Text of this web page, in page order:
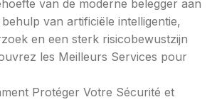
van de moderne belegger aan
van artificiële intelligentie,
en een sterk risicobewustzijn
les Meilleurs Services pour
Protéger Votre Sécurité et